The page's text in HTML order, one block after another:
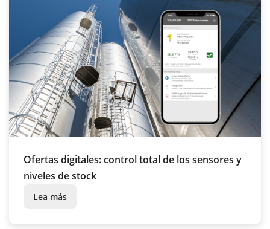
Ofertas digitales: control total de los sensores y
niveles de stock
Lea más